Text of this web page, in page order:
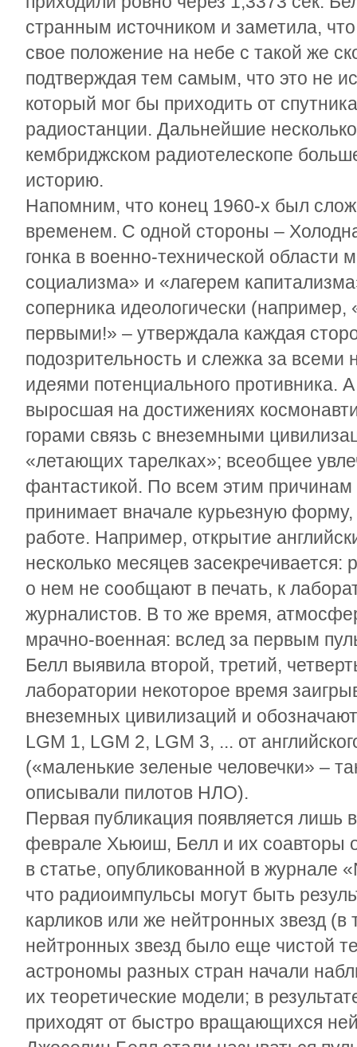
странным источником и заметила,
свое положение на небе с такой же
подтверждая тем самым, что это не
который мог бы приходить от
радиостанции. Дальнейшие
кембриджском радиотелескопе
историю.
Напомним, что конец 1960-х был
временем. С одной стороны –
гонка в военно-технической области
социализма» и «лагерем
соперника идеологически
первыми!» – утверждала каждая
подозрительность и слежка за всеми
идеями потенциального противника.
выросшая на достижениях
горами связь с внеземными
«летающих тарелках»; всеобщее
фантастикой. По всем этим причинам
принимает вначале курьезную
работе. Например, открытие
несколько месяцев засекречивается:
о нем не сообщают в печать, к
журналистов. В то же время,
мрачно-военная: вслед за первым
Белл выявила второй, третий,
лаборатории некоторое время
внеземных цивилизаций и
LGM 1, LGM 2, LGM 3, ... от
(«маленькие зеленые человечки» –
описывали пилотов НЛО).
Первая публикация появляется лишь
феврале Хьюиш, Белл и их соавторы
в статье, опубликованной в журнале
что радиоимпульсы могут быть
карликов или же нейтронных звезд
нейтронных звезд было еще чистой
астрономы разных стран начали
их теоретические модели; в
приходят от быстро вращающихся